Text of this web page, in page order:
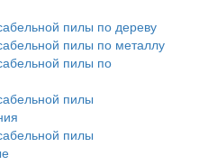
пилы по дереву
пилы по металлу
пилы по
пилы
пилы